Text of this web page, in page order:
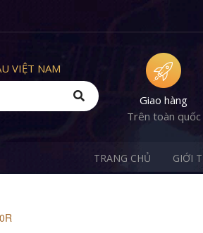
VIỆT NAM
Giao hàng
Trên toàn quốc
TRANG CHỦ GIỚI